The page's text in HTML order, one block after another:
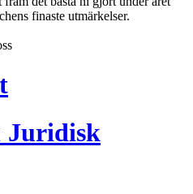
finaste utmärkelser.
Juridisk